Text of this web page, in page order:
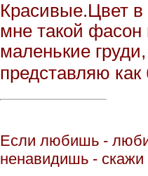
Красивые.Цвет в
мне такой фасон
маленькие
представляю
Если любишь - люби
ненавидишь - скажи